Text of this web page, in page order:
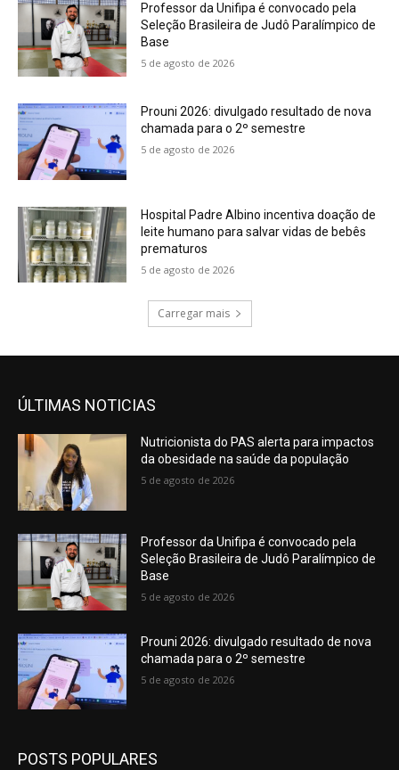
Professor da Unifipa é convocado pela
Seleção Brasileira de Judô Paralímpico de
Base
5 de agosto de 2026
Prouni 2026: divulgado resultado de nova
chamada para o 2º semestre
5 de agosto de 2026
Hospital Padre Albino incentiva doação de
leite humano para salvar vidas de bebês
prematuros
5 de agosto de 2026
Carregar mais
ÚLTIMAS NOTICIAS
Nutricionista do PAS alerta para impactos
da obesidade na saúde da população
5 de agosto de 2026
Professor da Unifipa é convocado pela
Seleção Brasileira de Judô Paralímpico de
Base
5 de agosto de 2026
Prouni 2026: divulgado resultado de nova
chamada para o 2º semestre
5 de agosto de 2026
POSTS POPULARES